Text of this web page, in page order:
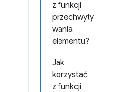
z funkcji
przechwyty
wania
elementu?
Jak
korzystać
z funkcji